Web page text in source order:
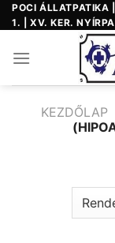
Skip
to
POCI ÁLLATPATIKA
1. | XV. KER.
KEZDŐLAP